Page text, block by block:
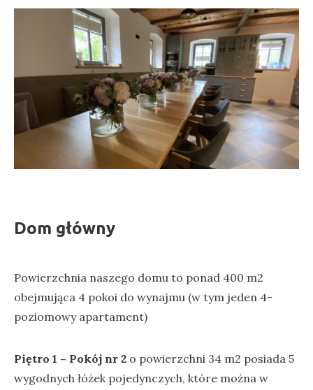
Dom główny
Powierzchnia naszego domu to ponad 400 m2
obejmująca 4 pokoi do wynajmu (w tym jeden 4-
poziomowy apartament)
Piętro 1 – Pokój nr 2 o powierzchni 34 m2 posiada 5
wygodnych łóżek pojedynczych, które można w